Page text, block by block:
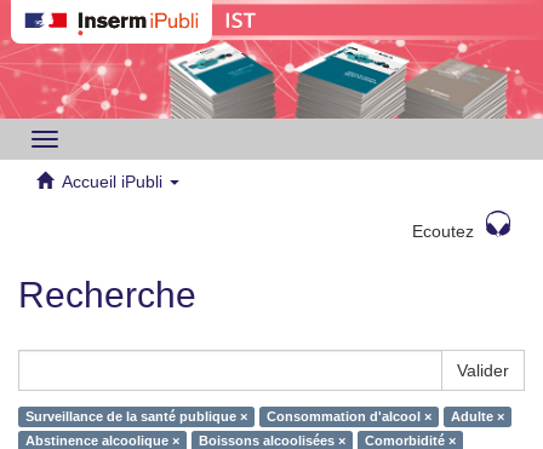
Toggle
navigation
Accueil iPubli
Ecoutez
Recherche
Valider
Surveillance de la santé publique × Consommation d'alcool ×
Adulte ×
Abstinence alcoolique ×
Boissons alcoolisées ×
Comorbidité ×